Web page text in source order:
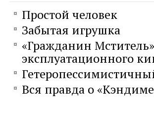
Простой человек
Забытая игрушка
«Гражданин
эксплуатационного
Вся правда о